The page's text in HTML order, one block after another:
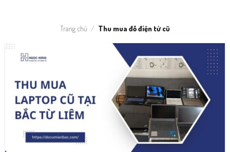
Trang chủ / Thu mua đồ điện tử cũ